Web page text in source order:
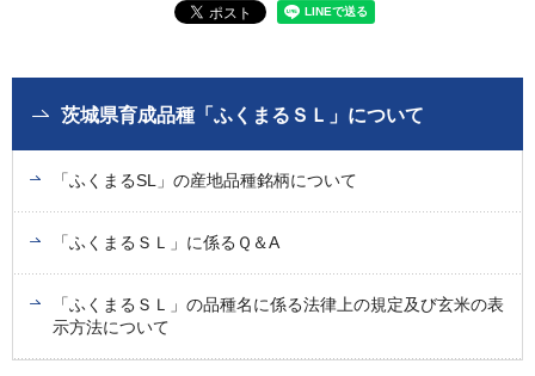
茨城県育成品種「ふくまるＳＬ」について
「ふくまるSL」の産地品種銘柄について
「ふくまるＳＬ」に係るＱ＆A
「ふくまるＳＬ」の品種名に係る法律上の規定及び玄米の表
示方法について